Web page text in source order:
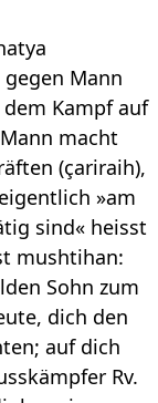
gegen Mann
Kampf auf
macht
(çariraih),
»am
sind« heisst
mushtihan:
Sohn zum
dich den
auf dich
Rv.